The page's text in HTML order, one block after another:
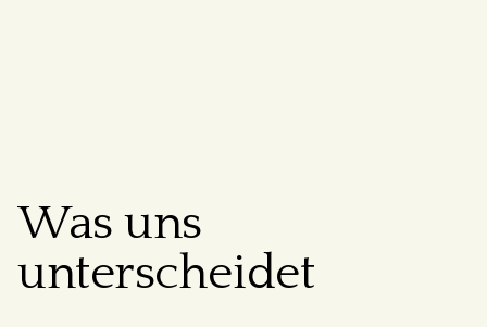
Was uns
unterscheidet